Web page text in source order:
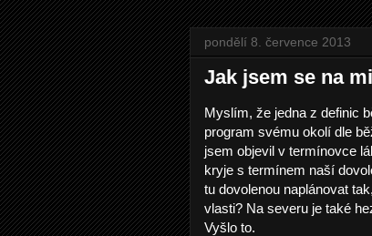
pondělí 8. července 2013
Jak jsem se na
Myslím, že jedna z definic
program svému okolí dle
jsem objevil v termínovce
kryje s termínem naší
tu dovolenou naplánovat
vlasti? Na severu je také
Vyšlo to.